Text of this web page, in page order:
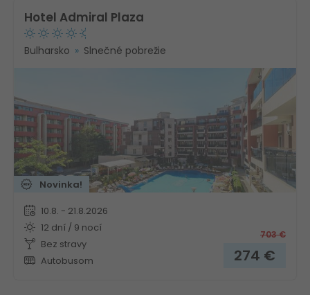
Hotel Admiral Plaza
Bulharsko Slnečné pobrežie
Novinka!
10.8. - 21.8.2026
12 dní / 9 nocí
Bez stravy
Autobusom
703€
274 €